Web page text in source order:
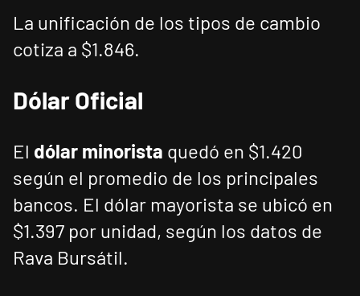
La unificación de los tipos de cambio
cotiza a $1.846.
Dólar Oficial
El dólar minorista quedó en $1.420
según el promedio de los principales
bancos. El dólar mayorista se ubicó en
$1.397 por unidad, según los datos de
Rava Bursátil.